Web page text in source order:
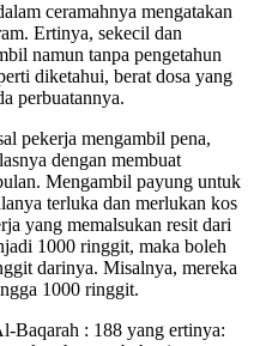
ceramahnya mengatakan
Ertinya, sekecil dan
namun tanpa pengetahun
diketahui, berat dosa yang
perbuatannya.
pekerja mengambil pena,
dengan membuat
Mengambil payung untuk
terluka dan merlukan kos
yang memalsukan resit dari
1000 ringgit, maka boleh
darinya. Misalnya, mereka
1000 ringgit.
Baqarah : 188 yang ertinya: